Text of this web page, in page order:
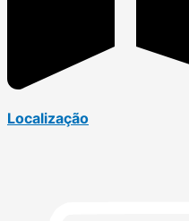
Localização